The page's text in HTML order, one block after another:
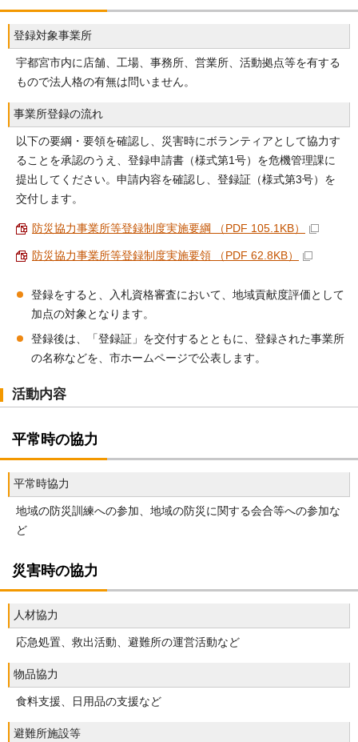
登録対象事業所
宇都宮市内に店舗、工場、事務所、営業所、活動拠点等を有する
もので法人格の有無は問いません。
事業所登録の流れ
以下の要綱・要領を確認し、災害時にボランティアとして協力す
ることを承認のうえ、登録申請書（様式第1号）を危機管理課に
提出してください。申請内容を確認し、登録証（様式第3号）を
交付します。
防災協力事業所等登録制度実施要綱 （PDF 105.1KB）
防災協力事業所等登録制度実施要領 （PDF 62.8KB）
登録をすると、入札資格審査において、地域貢献度評価として
加点の対象となります。
登録後は、「登録証」を交付するとともに、登録された事業所
の名称などを、市ホームページで公表します。
活動内容
平常時の協力
平常時協力
地域の防災訓練への参加、地域の防災に関する会合等への参加な
ど
災害時の協力
人材協力
応急処置、救出活動、避難所の運営活動など
物品協力
食料支援、日用品の支援など
避難所施設等